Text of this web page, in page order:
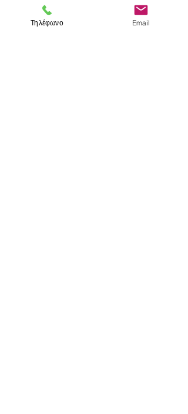
• Αναλυτική θεωρία με απαντήσεις.
• Ερωτήσεις στο Θέμα Α.
• Θέματα με βάση το σχολικό βιβλίο.
Τηλέφωνο Email